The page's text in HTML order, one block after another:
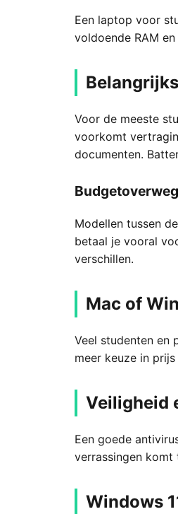
Een laptop voor
voldoende RAM
Voor de meeste
voorkomt
documenten.
Modellen tussen
betaal je vooral
verschillen.
Mac of
Veel studenten en
meer keuze in
Veiligheid
Een goede
verrassingen
Windows